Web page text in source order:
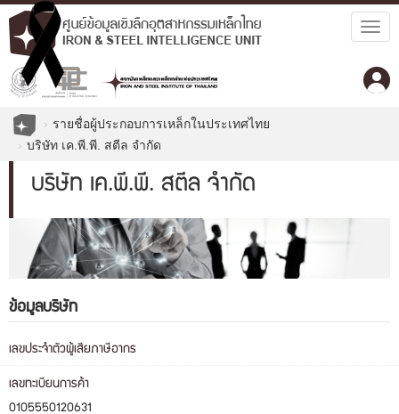
รายชื่อผู้ประกอบการเหล็กในประเทศไทย
บริษัท เค.พี.พี. สตีล จำกัด
บริษัท เค.พี.พี. สตีล จำกัด
ข้อมูลบริษัท
เลขประจำตัวผู้เสียภาษีอากร
เลขทะเบียนการค้า
0105550120631